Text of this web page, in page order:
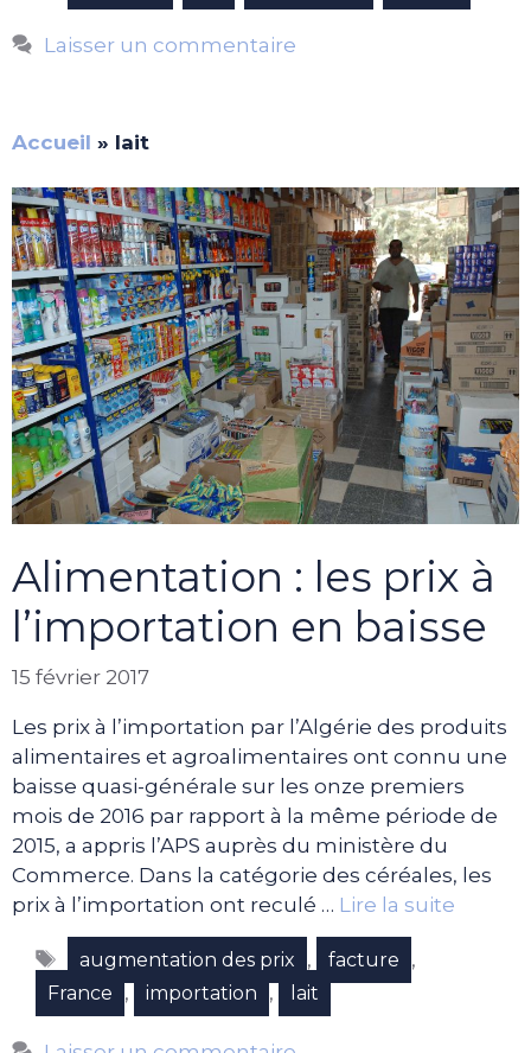
Laisser un commentaire
Accueil » lait
Alimentation : les prix à
l’importation en baisse
15 février 2017
Les prix à l’importation par l’Algérie des produits
alimentaires et agroalimentaires ont connu une
baisse quasi-générale sur les onze premiers
mois de 2016 par rapport à la même période de
2015, a appris l’APS auprès du ministère du
Commerce. Dans la catégorie des céréales, les
prix à l’importation ont reculé … Lire la suite
Étiquettes
augmentation des prix , facture ,
France , importation , lait